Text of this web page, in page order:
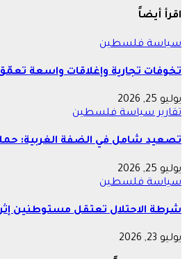
اقرأ أيضاً
سياسةفلسطين
تخوفات تجارية وإغلاقات واسعة
يوليو 25, 2026
تقاريرسياسةفلسطين
تصعيد شامل في الضفة الغربية:
يوليو 25, 2026
سياسةفلسطين
شرطة الاحتلال تعتقل مستوطنين
يوليو 23, 2026